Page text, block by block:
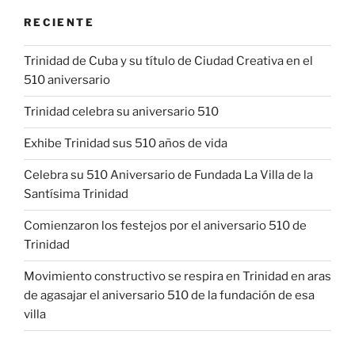
RECIENTE
Trinidad de Cuba y su título de Ciudad Creativa en el
510 aniversario
Trinidad celebra su aniversario 510
Exhibe Trinidad sus 510 años de vida
Celebra su 510 Aniversario de Fundada La Villa de la
Santísima Trinidad
Comienzaron los festejos por el aniversario 510 de
Trinidad
Movimiento constructivo se respira en Trinidad en aras
de agasajar el aniversario 510 de la fundación de esa
villa